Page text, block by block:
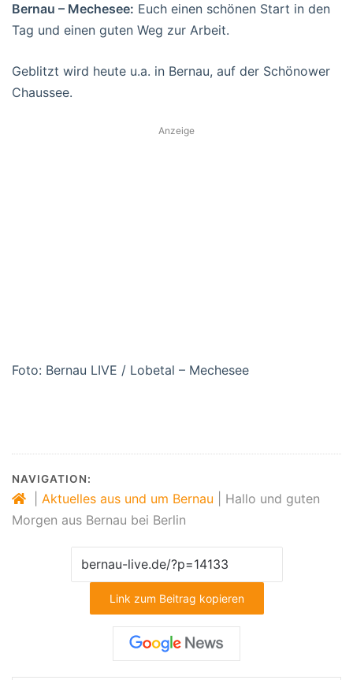
Bernau – Mechesee: Euch einen schönen Start in den
Tag und einen guten Weg zur Arbeit.
Geblitzt wird heute u.a. in Bernau, auf der Schönower
Chaussee.
Anzeige
Foto: Bernau LIVE / Lobetal – Mechesee
NAVIGATION:
Aktuelles aus und um Bernau
Hallo und guten
Morgen aus Bernau bei Berlin
Link zum Beitrag kopieren